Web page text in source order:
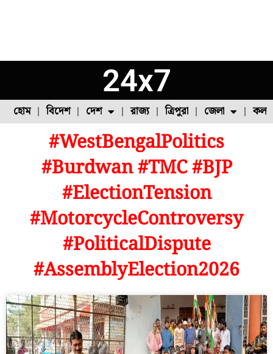
24x7
হোম বিদেশ দেশ
ফুল চাষ ফল চাষ মাছ চাষ
রাজ্য ত্রিপুরা জেলা
উত্তর ২৪ পরগনা
#WestBengalPolitics
#Burdwan #TMC #BJP
#ElectionTension
#MotorcycleControversy
#PoliticalDispute
#AssemblyElection2026